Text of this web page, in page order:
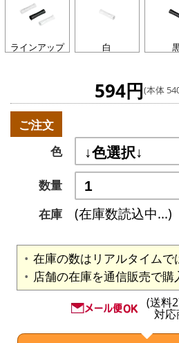
ラインアップ 白
594円(本体
ご注文
色
数量
在庫
(在庫数読込中...)
在庫の数はリアルタイムで
店舗の在庫を通信販売で購
(送料
対応